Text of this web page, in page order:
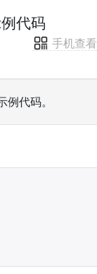
代码
手机查看
代码。